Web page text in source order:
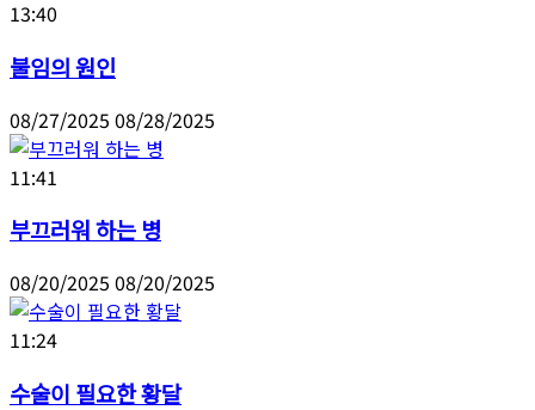
13:40
불임의 원인
08/27/2025 08/28/2025
11:41
부끄러워 하는 병
08/20/2025 08/20/2025
11:24
수술이 필요한 황달